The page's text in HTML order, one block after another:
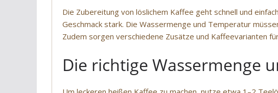
Die Zubereitung von löslichem Kaffee geht schnell und
Geschmack stark. Die Wassermenge und Temperatur
Zudem sorgen verschiedene Zusätze und Kaffeevarianten
Die richtige Wassermenge